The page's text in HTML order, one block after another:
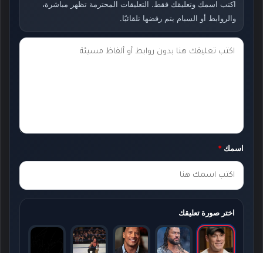
اكتب اسمك وتعليقك فقط. التعليقات المحترمة تظهر مباشرة،
والروابط أو السبام يتم رفضها تلقائيًا.
ت
ك
*
اسمك *
اختر صورة تعليقك